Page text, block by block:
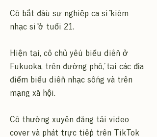
Cô bắt đầu sự nghiệp ca sĩ kiêm
nhạc sĩ ở tuổi 21.
Hiện tại, cô chủ yếu biểu diễn ở
Fukuoka, trên đường phố, tại các địa
điểm biểu diễn nhạc sống và trên
mạng xã hội.
Cô thường xuyên đăng tải video
cover và phát trực tiếp trên TikTok